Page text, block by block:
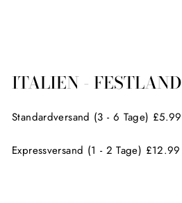
ITALIEN - FESTLAND
Standardversand (3 - 6 Tage) £5.99
Expressversand (1 - 2 Tage) £12.99